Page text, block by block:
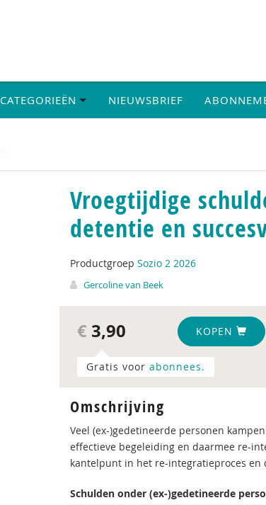
CATEGORIEËN NIEUWSBRIEF
Vroegtijdige
detentie en
Productgroep Sozio 2 2026
Gercoline van Beek
€ 3,90 KOPEN
Gratis voor abonnees.
Omschrijving
Veel (ex-)gedetineerde personen
effectieve begeleiding en daarmee re-
kantelpunt in het re-integratieproces en
Schulden onder (ex-)gedetineerde